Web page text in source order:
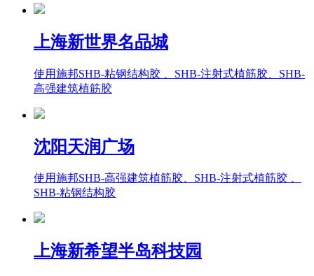
上海新世界名品城
使用施邦SHB-粘钢结构胶 、SHB-注射式植筋胶、SHB-
高强建筑植筋胶
沈阳天润广场
使用施邦SHB-高强建筑植筋胶、SHB-注射式植筋胶 、
SHB-粘钢结构胶
上海新希望半岛科技园